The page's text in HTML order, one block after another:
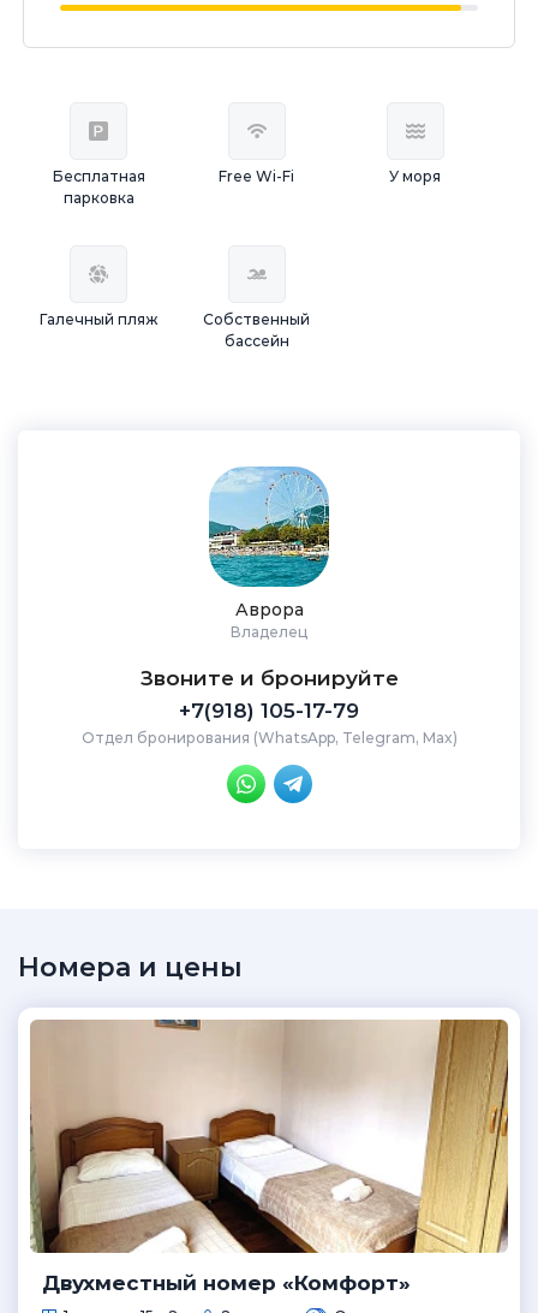
Бесплатная
парковка
Free Wi-Fi У моря
Галечный пляж
Собственный
бассейн
Аврора
Владелец
Звоните и бронируйте
+7(918) 105-17-79
Отдел бронирования (WhatsApp, Telegram, Max)
Номера и цены
Двухместный номер «Комфорт»